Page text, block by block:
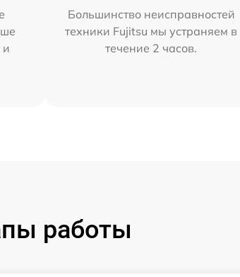
и
Большинство неисправностей
техники Fujitsu мы устраняем в
течение 2 часов.
работы